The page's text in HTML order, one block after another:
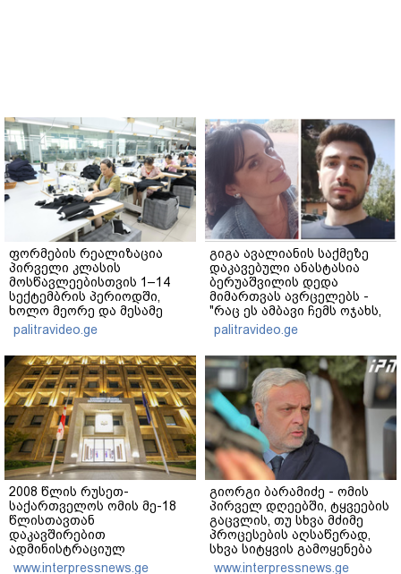
ფორმების რეალიზაცია
პირველი კლასის
მოსწავლეებისთვის 1–14
სექტემბრის პერიოდში,
ხოლო მეორე და მესამე
ეტაპებზე...
palitravideo.ge
გიგა ავალიანის საქმეზე
დაკავებული ანასტასია
ბერუაშვილის დედა
მიმართვას ავრცელებს -
"რაც ეს ამბავი ჩემს ოჯახს,
ჩემს ანასტასიას გადახდა
თავს, მის მერე მე მე არ
ვარ"
palitravideo.ge
2008 წლის რუსეთ-
საქართველოს ომის მე-18
წლისთავთან
დაკავშირებით
ადმინისტრაციულ
შენობებზე სახელმწიფო
www.interpressnews.ge
გიორგი ბარამიძე - ომის
პირველ დღეებში, ტყვეების
გაცვლის, თუ სხვა მძიმე
პროცესების აღსაწერად,
სხვა სიტყვის გამოყენება
აჯობებდა - არასდროს
www.interpressnews.ge